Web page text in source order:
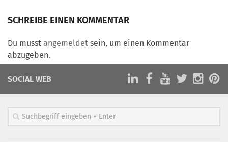
Arbeitsgruppen
Münchner Marketingpreis
MARKETING PIONIERE
SCHREIBE EINEN KOMMENTAR
Du musst angemeldet sein, um einen Kommentar
abzugeben.
SOCIAL WEB